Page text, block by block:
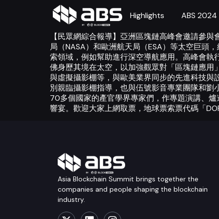
Highlights ABS 2024
【民眾網綜合報導】亞洲區塊鏈高峰會邀請參
局（NASA）和歐洲航天局（ESA）等太空巨頭
索領域，例如幫助進行深空導航應用。高峰會
佛身歷其境在太空，以加強觀眾對「區塊鏈應
與虛擬攝影棚等，與歐美業界同步的先進科技
別親臨攝影棚指導，也與伍號影音專業團隊和
70多個國家的產官學界專家們，作專題演講、
響宴。歡迎大家上網取票，地球票索票代碼「
Asia Blockchain Summit brings together the
companies and people shaping the blockchain
industry.